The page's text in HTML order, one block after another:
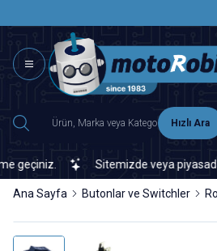
Hızlı Ara
Sitemizde veya piyasada
Ana Sayfa Butonlar ve Switchler